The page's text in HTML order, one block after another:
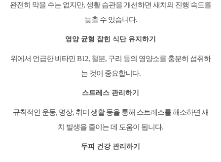
완전히 막을 수는 없지만, 생활 습관을 개선하면 새치의 진행 속도를
늦출 수 있습니다.
영양 균형 잡힌 식단 유지하기
위에서 언급한 비타민 B12, 철분, 구리 등의 영양소를 충분히 섭취하
는 것이 중요합니다.
스트레스 관리하기
규칙적인 운동, 명상, 취미 생활 등을 통해 스트레스를 해소하면 새
치 발생을 줄이는 데 도움이 됩니다.
두피 건강 관리하기